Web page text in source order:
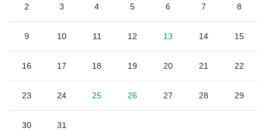
2 3 4 5 6 7 8
9 10 11 12 13 14 15
16 17 18 19 20 21 22
23 24 25 26 27 28 29
30 31